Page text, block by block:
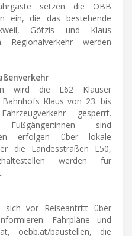
setzen die ÖBB
ein, die das bestehende
Götzis und Klaus
werden
wird die L62 Klauser
Klaus von 23. bis
gesperrt.
sind
erfolgen über lokale
die Landesstraßen L50,
werden für
sich vor Reiseantritt über
Fahrpläne und
oebb.at/baustellen, die